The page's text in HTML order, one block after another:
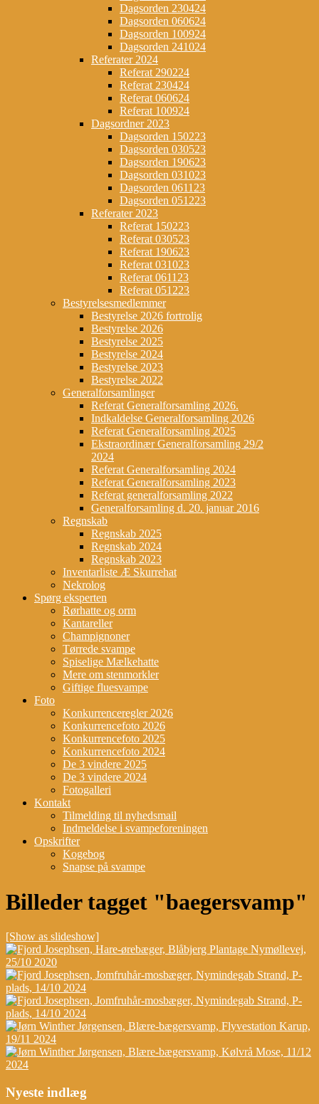
Dagsorden 230424
Dagsorden 060624
Dagsorden 100924
Dagsorden 241024
Referater 2024
Referat 290224
Referat 230424
Referat 060624
Referat 100924
Dagsordner 2023
Dagsorden 150223
Dagsorden 030523
Dagsorden 190623
Dagsorden 031023
Dagsorden 061123
Dagsorden 051223
Referater 2023
Referat 150223
Referat 030523
Referat 190623
Referat 031023
Referat 061123
Referat 051223
Bestyrelsesmedlemmer
Bestyrelse 2026 fortrolig
Bestyrelse 2026
Bestyrelse 2025
Bestyrelse 2024
Bestyrelse 2023
Bestyrelse 2022
Generalforsamlinger
Referat Generalforsamling 2026.
Indkaldelse Generalforsamling 2026
Referat Generalforsamling 2025
Ekstraordinær Generalforsamling 29/2
2024
Referat Generalforsamling 2024
Referat Generalforsamling 2023
Referat generalforsamling 2022
Generalforsamling d. 20. januar 2016
Regnskab
Regnskab 2025
Regnskab 2024
Regnskab 2023
Inventarliste Æ Skurrehat
Nekrolog
Spørg eksperten
Rørhatte og orm
Kantareller
Champignoner
Tørrede svampe
Spiselige Mælkehatte
Mere om stenmorkler
Giftige fluesvampe
Foto
Konkurrenceregler 2026
Konkurrencefoto 2026
Konkurrencefoto 2025
Konkurrencefoto 2024
De 3 vindere 2025
De 3 vindere 2024
Fotogalleri
Kontakt
Tilmelding til nyhedsmail
Indmeldelse i svampeforeningen
Opskrifter
Kogebog
Snapse på svampe
Billeder tagget "baegersvamp"
[Show as slideshow]
Nyeste indlæg